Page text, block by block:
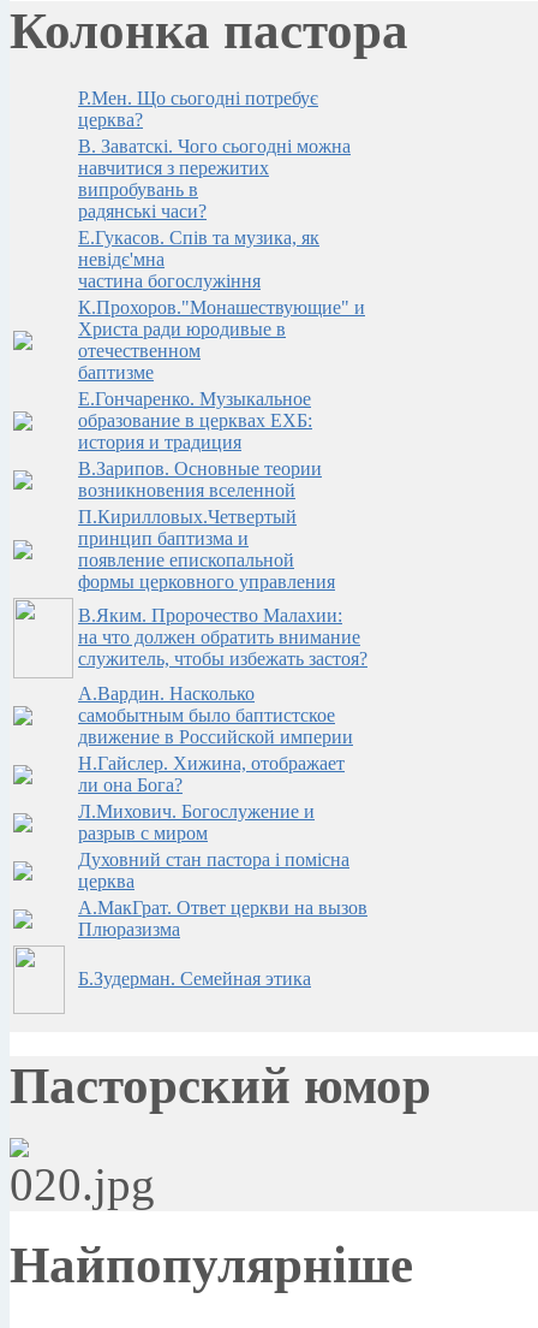
Колонка пастора
Р.Мен. Що сьогодні потребує
церква?
В. Заватскi. Чого сьогоднi можна
навчитися з пережитих
випробувань в
радянськi часи?
Е.Гукасов. Спів та музика, як
невідє'мна
частина богослужіння
К.Прохоров."Монашествующие" и
Христа ради юродивые в
отечественном
баптизме
Е.Гончаренко. Музыкальное
образование в церквах ЕХБ:
история и традиция
В.Зарипов. Основные теории
возникновения вселенной
П.Кирилловых.Четвертый
принцип баптизма и
появление епископальной
формы церковного управления
В.Яким. Пророчество Малахии:
на что должен обратить внимание
служитель, чтобы избежать застоя?
А.Вардин. Насколько
самобытным было баптистское
движение в Российской империи
Н.Гайслер. Хижина, отображает
ли она Бога?
Л.Михович. Богослужение и
разрыв с миром
Духовний стан пастора i помiсна
церква
А.МакГрат. Ответ церкви на вызов
Плюразизма
Б.Зудерман. Семейная этика
Пасторский юмор
Найпопулярніше